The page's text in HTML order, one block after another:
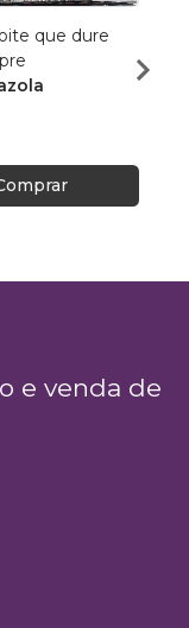
que dure
e venda de